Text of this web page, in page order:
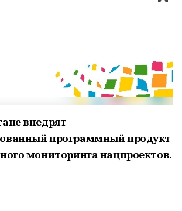
внедрят
программный продукт
мониторинга нацпроектов.